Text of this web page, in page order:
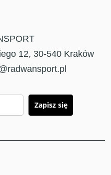
12, 30-540 Kraków
Zapisz się